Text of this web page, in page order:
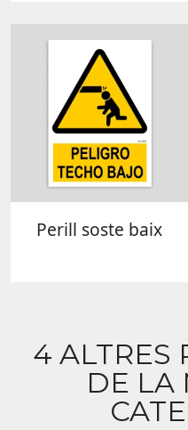
Perill soste baix
4 ALTRES
DE LA